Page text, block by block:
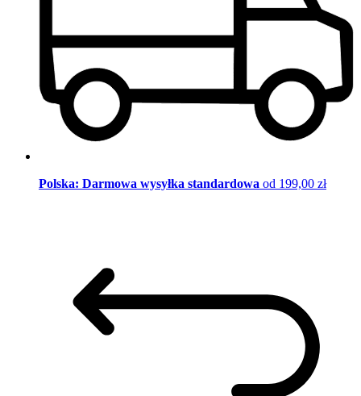
Polska: Darmowa wysyłka standardowa od 199,00 zł